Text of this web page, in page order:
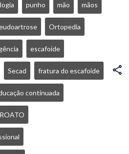
punho mão mãos
Ortopedia
escafoide
Secad fratura do escafoide
continuada